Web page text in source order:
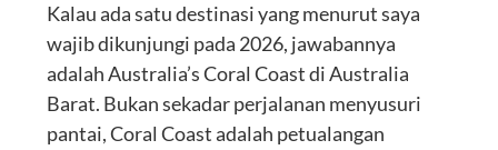
Kalau ada satu destinasi yang menurut saya
wajib dikunjungi pada 2026, jawabannya
adalah Australia’s Coral Coast di Australia
Barat. Bukan sekadar perjalanan menyusuri
pantai, Coral Coast adalah petualangan